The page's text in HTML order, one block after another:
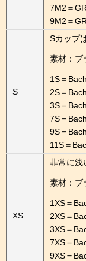
7M2＝
9M2＝
S
Sカップ
素材：ブ
1S＝
2S＝
3S＝
7S＝
9S＝
11S＝
XS
非常に浅
素材：ブ
1XS＝
2XS＝
3XS＝
7XS＝
9XS＝